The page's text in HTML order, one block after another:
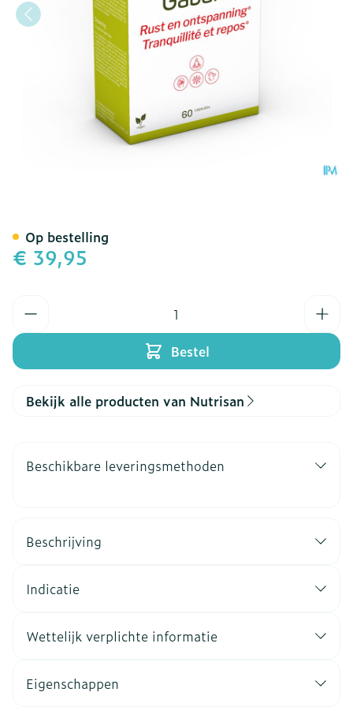
€ 39,95
Bestel
Op bestelling
Bekijk alle producten van Nutrisan
Beschikbare leveringsmethoden
Beschrijving
Indicatie
Wettelijk verplichte informatie
Eigenschappen